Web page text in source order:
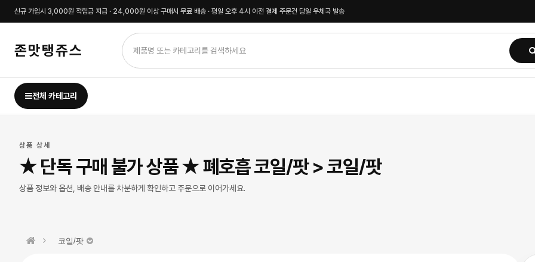
신규 가입시 3,000원 적립금 지급 · 24,000원 이상 구매시 무료 배송 · 평일 오후 4시 이전 결제 주문건 당일 우체국 발송
존맛탱쥬스
전체 카테고리
상품 상세
★ 단독 구매 불가 상품 ★ 폐호흡 코일/팟 > 코일/팟
상품 정보와 옵션, 배송 안내를 차분하게 확인하고 주문으로 이어가세요.
코일/팟